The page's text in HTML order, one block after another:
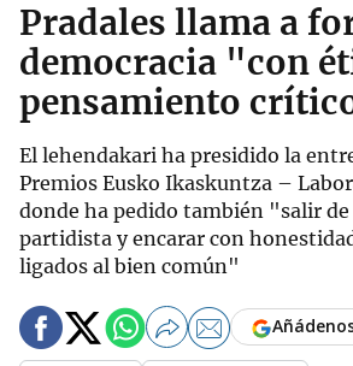
Pradales llama a
democracia "con
pensamiento
El lehendakari ha presidido la
Premios Eusko Ikaskuntza –
donde ha pedido también "salir
partidista y encarar con
ligados al bien común"